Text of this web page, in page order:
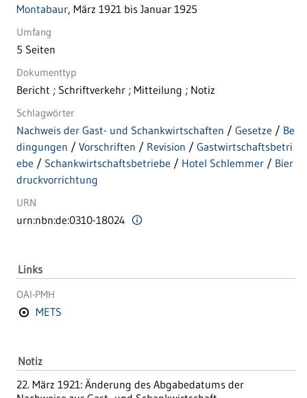
Montabaur, März 1921 bis Januar 1925
Umfang
5 Seiten
Dokumenttyp
Bericht ; Schriftverkehr ; Mitteilung ; Notiz
Schlagwörter
Nachweis der Gast- und Schankwirtschaften / Gesetze / Be
dingungen / Vorschriften / Revision / Gastwirtschaftsbetri
ebe / Schankwirtschaftsbetriebe / Hotel Schlemmer / Bier
druckvorrichtung
URN
urn:nbn:de:0310-18024
Links
OAI-PMH
METS
Notiz
22. März 1921: Änderung des Abgabedatums der